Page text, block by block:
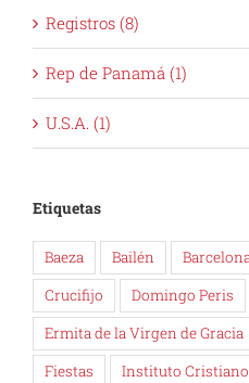
Registros (8)
Rep de Panamá (1)
U.S.A. (1)
Etiquetas
Baeza Bailén
Crucifijo
Domingo Peris
Ermita de la Virgen de Gracia
Fiestas
Instituto